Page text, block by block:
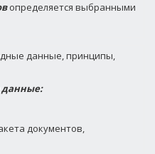
определяется выбранными
данные, принципы,
документов,